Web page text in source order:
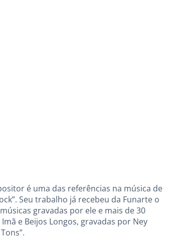
é uma das referências na música de
Seu trabalho já recebeu da Funarte o
gravadas por ele e mais de 30
e Beijos Longos, gravadas por Ney